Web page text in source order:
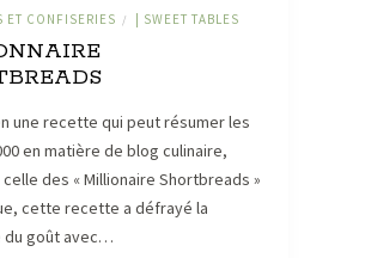
ET CONFISERIES / | SWEET TABLES
une recette qui peut résumer les
en matière de blog culinaire,
celle des « Millionaire Shortbreads »
cette recette a défrayé la
du goût avec…